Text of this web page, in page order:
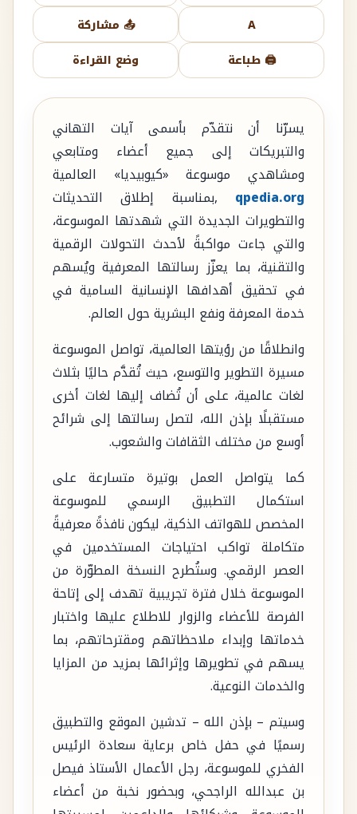
A
📤 مشاركة
🖨️ طباعة
وضع القراءة
يسرّنا أن نتقدّم بأسمى آيات التهاني
والتبريكات إلى جميع أعضاء ومتابعي
ومشاهدي موسوعة «كيوبيديا» العالمية
qpedia.org ,بمناسبة إطلاق التحديثات
والتطويرات الجديدة التي شهدتها الموسوعة،
والتي جاءت مواكبةً لأحدث التحولات الرقمية
والتقنية، بما يعزّز رسالتها المعرفية ويُسهم
في تحقيق أهدافها الإنسانية السامية في
خدمة المعرفة ونفع البشرية حول العالم.
وانطلاقًا من رؤيتها العالمية، تواصل الموسوعة
مسيرة التطوير والتوسع، حيث تُقدَّم حاليًا بثلاث
لغات عالمية، على أن تُضاف إليها لغات أخرى
مستقبلًا بإذن الله، لتصل رسالتها إلى شرائح
أوسع من مختلف الثقافات والشعوب.
كما يتواصل العمل بوتيرة متسارعة على
استكمال التطبيق الرسمي للموسوعة
المخصص للهواتف الذكية، ليكون نافذةً معرفيةً
متكاملة تواكب احتياجات المستخدمين في
العصر الرقمي. وستُطرح النسخة المطوّرة من
الموسوعة خلال فترة تجريبية تهدف إلى إتاحة
الفرصة للأعضاء والزوار للاطلاع عليها واختبار
خدماتها وإبداء ملاحظاتهم ومقترحاتهم، بما
يسهم في تطويرها وإثرائها بمزيد من المزايا
والخدمات النوعية.
وسيتم – بإذن الله – تدشين الموقع والتطبيق
رسميًا في حفل خاص برعاية سعادة الرئيس
الفخري للموسوعة، رجل الأعمال الأستاذ فيصل
بن عبدالله الراجحي، وبحضور نخبة من أعضاء